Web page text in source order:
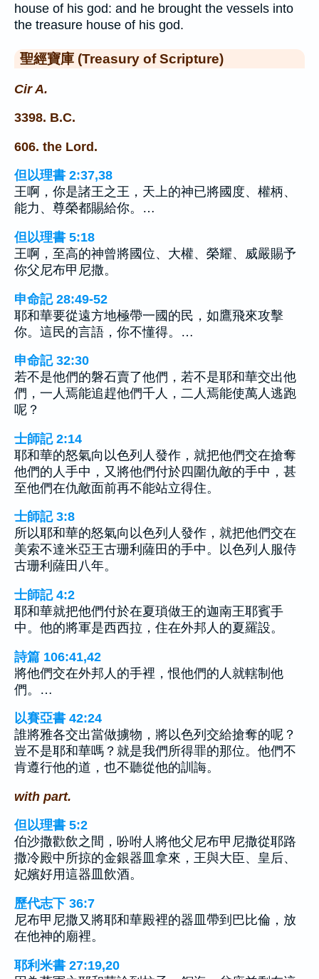
house of his god: and he brought the vessels into
the treasure house of his god.
聖經寶庫 (Treasury of Scripture)
Cir A.
3398. B.C.
606. the Lord.
但以理書 2:37,38
王啊，你是諸王之王，天上的神已將國度、權柄、
能力、尊榮都賜給你。…
但以理書 5:18
王啊，至高的神曾將國位、大權、榮耀、威嚴賜予
你父尼布甲尼撒。
申命記 28:49-52
耶和華要從遠方地極帶一國的民，如鷹飛來攻擊
你。這民的言語，你不懂得。…
申命記 32:30
若不是他們的磐石賣了他們，若不是耶和華交出他
們，一人焉能追趕他們千人，二人焉能使萬人逃跑
呢？
士師記 2:14
耶和華的怒氣向以色列人發作，就把他們交在搶奪
他們的人手中，又將他們付於四圍仇敵的手中，甚
至他們在仇敵面前再不能站立得住。
士師記 3:8
所以耶和華的怒氣向以色列人發作，就把他們交在
美索不達米亞王古珊利薩田的手中。以色列人服侍
古珊利薩田八年。
士師記 4:2
耶和華就把他們付於在夏瑣做王的迦南王耶賓手
中。他的將軍是西西拉，住在外邦人的夏羅設。
詩篇 106:41,42
將他們交在外邦人的手裡，恨他們的人就轄制他
們。…
以賽亞書 42:24
誰將雅各交出當做擄物，將以色列交給搶奪的呢？
豈不是耶和華嗎？就是我們所得罪的那位。他們不
肯遵行他的道，也不聽從他的訓誨。
with part.
但以理書 5:2
伯沙撒歡飲之間，吩咐人將他父尼布甲尼撒從耶路
撒冷殿中所掠的金銀器皿拿來，王與大臣、皇后、
妃嬪好用這器皿飲酒。
歷代志下 36:7
尼布甲尼撒又將耶和華殿裡的器皿帶到巴比倫，放
在他神的廟裡。
耶利米書 27:19,20